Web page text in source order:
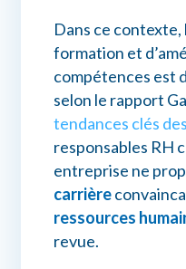
Dans ce contexte,
formation et
compétences est
selon le rapport
tendances clés
responsables RH
entreprise ne
carrière
ressources
revue.